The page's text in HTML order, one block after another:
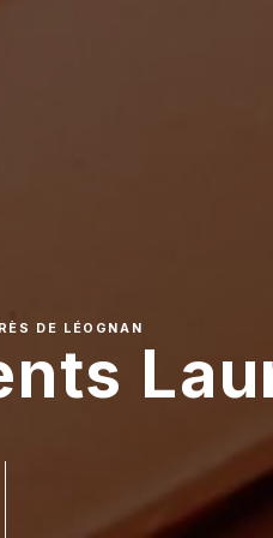
DE LÉOGNAN